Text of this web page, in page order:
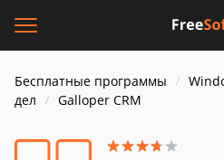
Бесплатные программы
дел
Galloper CRM